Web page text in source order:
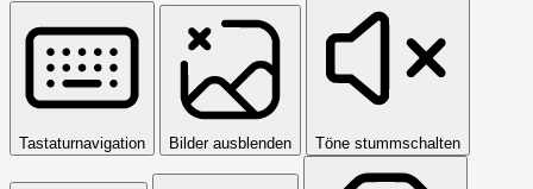
Tastaturnavigation Bilder ausblenden Töne stummschalten